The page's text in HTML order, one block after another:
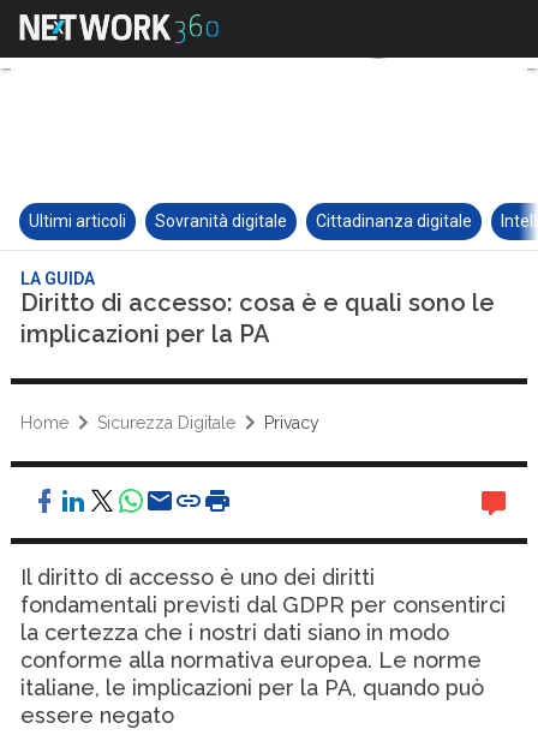
Ultimi articoli Sovranità digitale Cittadinanza digitale
LA GUIDA
Diritto di accesso: cosa è e quali sono le
implicazioni per la PA
Home Sicurezza Digitale Privacy
Il diritto di accesso è uno dei diritti
fondamentali previsti dal GDPR per consentirci
la certezza che i nostri dati siano in modo
conforme alla normativa europea. Le norme
italiane, le implicazioni per la PA, quando può
essere negato